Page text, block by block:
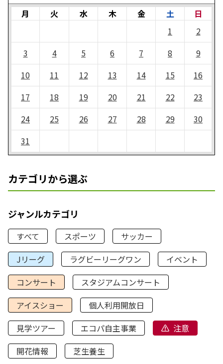
月 火 水 木 金 土
日
1
2
3
4 5 6 7 8
9
10
11 12 13 14 15
16
17
18 19 20 21 22
23
24
25 26 27 28 29
30
31
カテゴリから選ぶ
ジャンルカテゴリ
すべて スポーツ
サッカー
Jリーグ
ラグビーリーグワン
イベント
コンサート
スタジアムコンサート
アイスショー
個人利用開放日
見学ツアー
エコパ自主事業
注意
開花情報
芝生養生